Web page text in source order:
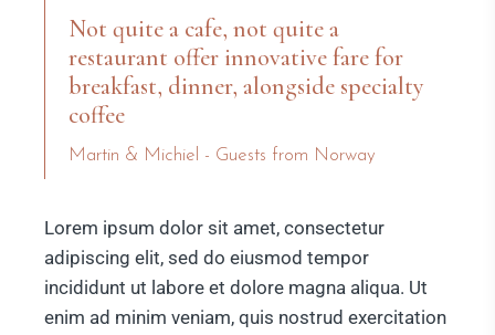
Not quite a cafe, not quite a
restaurant offer innovative fare for
breakfast, dinner, alongside specialty
coffee
Martin & Michiel - Guests from Norway
Lorem ipsum dolor sit amet, consectetur
adipiscing elit, sed do eiusmod tempor
incididunt ut labore et dolore magna aliqua. Ut
enim ad minim veniam, quis nostrud exercitation